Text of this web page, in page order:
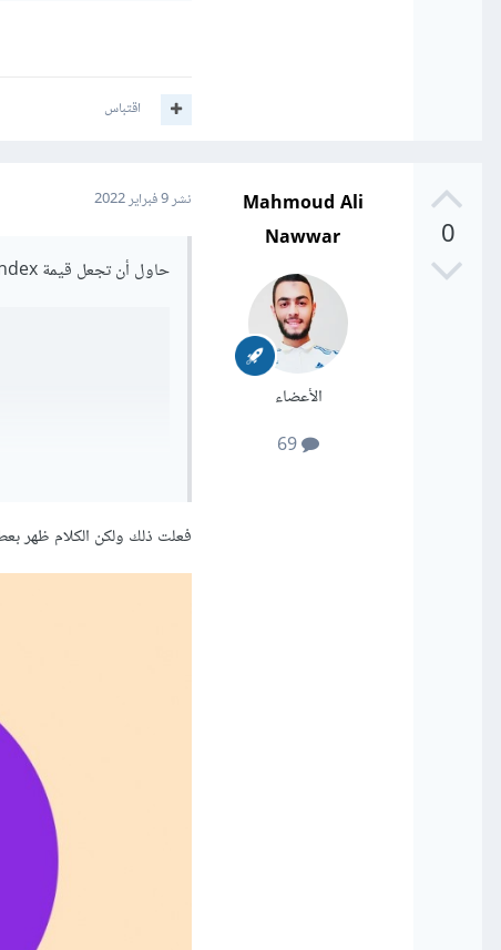
اقتباس
0
Mahmoud Ali
Nawwar
الأعضاء
نشر9 فبراير 2022
حاول أن تجعل قيمة z-index سالبة , فبدلا من صفر حاول أن تجعلها -1 كالتالي
فعلت ذلك ولكن الكلام ظهر